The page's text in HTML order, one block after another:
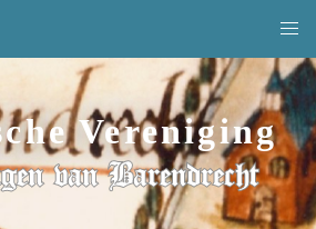
Vereniging
van Barendrecht